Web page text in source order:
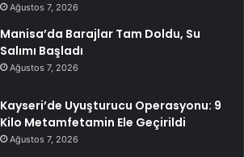
Ağustos 7, 2026
Manisa’da Barajlar Tam Doldu, Su
Salımı Başladı
Ağustos 7, 2026
Kayseri’de Uyuşturucu Operasyonu: 9
Kilo Metamfetamin Ele Geçirildi
Ağustos 7, 2026